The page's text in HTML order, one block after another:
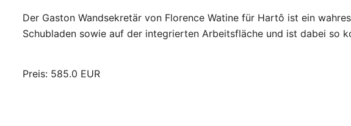
Der Gaston Wandsekretär von Florence Watine für Hartô ist ein
Schubladen sowie auf der integrierten Arbeitsfläche und ist dabei so
Preis: 585.0 EUR